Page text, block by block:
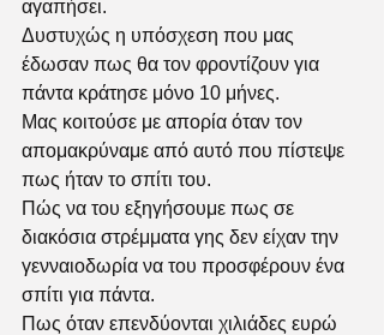
αγαπήσει.
Δυστυχώς η υπόσχεση που μας
έδωσαν πως θα τον φροντίζουν για
πάντα κράτησε μόνο 10 μήνες.
Μας κοιτούσε με απορία όταν τον
απομακρύναμε από αυτό που πίστεψε
πως ήταν το σπίτι του.
Πώς να του εξηγήσουμε πως σε
διακόσια στρέμματα γης δεν είχαν την
γενναιοδωρία να του προσφέρουν ένα
σπίτι για πάντα.
Πως όταν επενδύονται χιλιάδες ευρώ